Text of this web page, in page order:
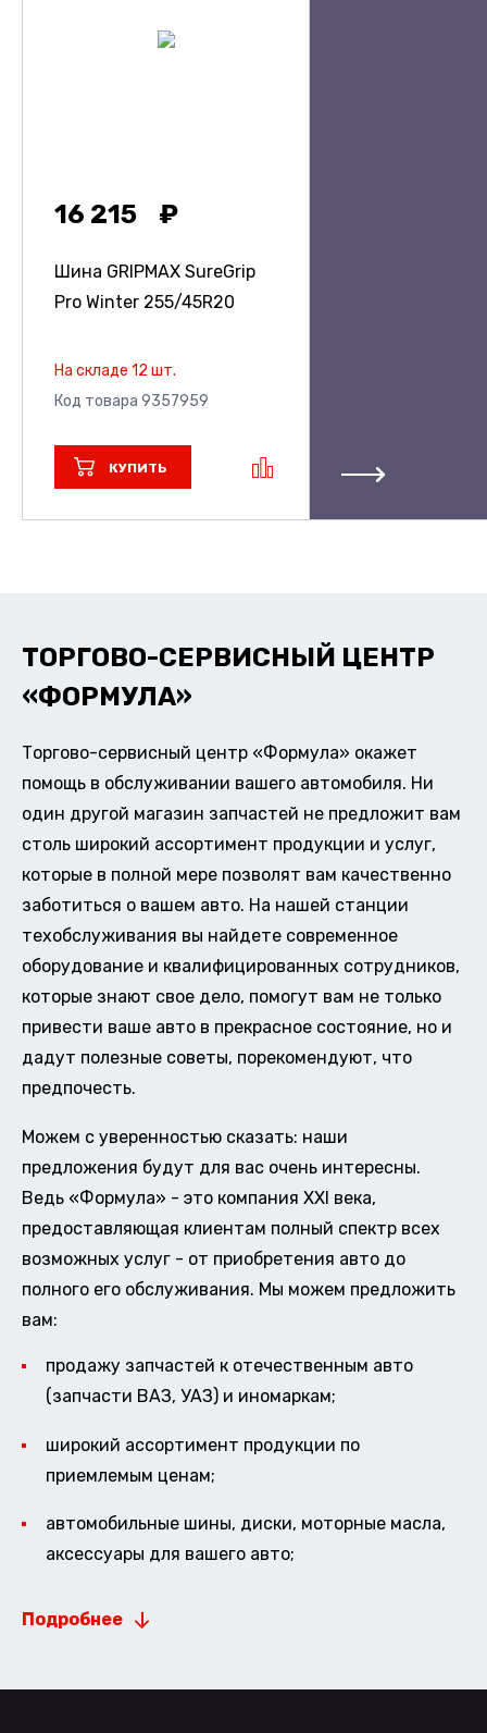
16 215
Шина GRIPMAX SureGrip
Pro Winter 255/45R20
На складе 12 шт.
Код товара 9357959
КУПИТЬ
ТОРГОВО-СЕРВИСНЫЙ ЦЕНТР
«ФОРМУЛА»
Торгово-сервисный центр «Формула» окажет
помощь в обслуживании вашего автомобиля. Ни
один другой магазин запчастей не предложит вам
столь широкий ассортимент продукции и услуг,
которые в полной мере позволят вам качественно
заботиться о вашем авто. На нашей станции
техобслуживания вы найдете современное
оборудование и квалифицированных сотрудников,
которые знают свое дело, помогут вам не только
привести ваше авто в прекрасное состояние, но и
дадут полезные советы, порекомендуют, что
предпочесть.
Можем с уверенностью сказать: наши
предложения будут для вас очень интересны.
Ведь «Формула» - это компания XXI века,
предоставляющая клиентам полный спектр всех
возможных услуг - от приобретения авто до
полного его обслуживания. Мы можем предложить
вам:
продажу запчастей к отечественным авто
(запчасти ВАЗ, УАЗ) и иномаркам;
широкий ассортимент продукции по
приемлемым ценам;
автомобильные шины, диски, моторные масла,
аксессуары для вашего авто;
Подробнее